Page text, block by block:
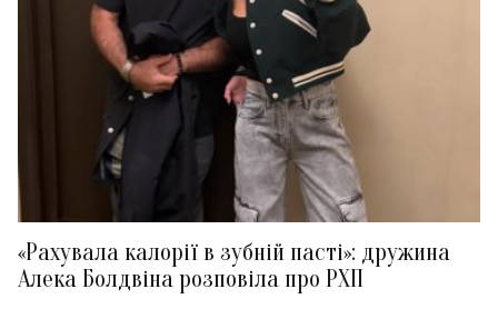
«Рахувала калорії в зубній пасті»: дружина
Алека Болдвіна розповіла про РХП